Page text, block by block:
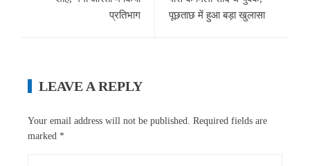
प्रतिभाग
पूछताछ में हुआ बड़ा खुलासा
LEAVE A REPLY
Your email address will not be published.
Required fields are
marked *